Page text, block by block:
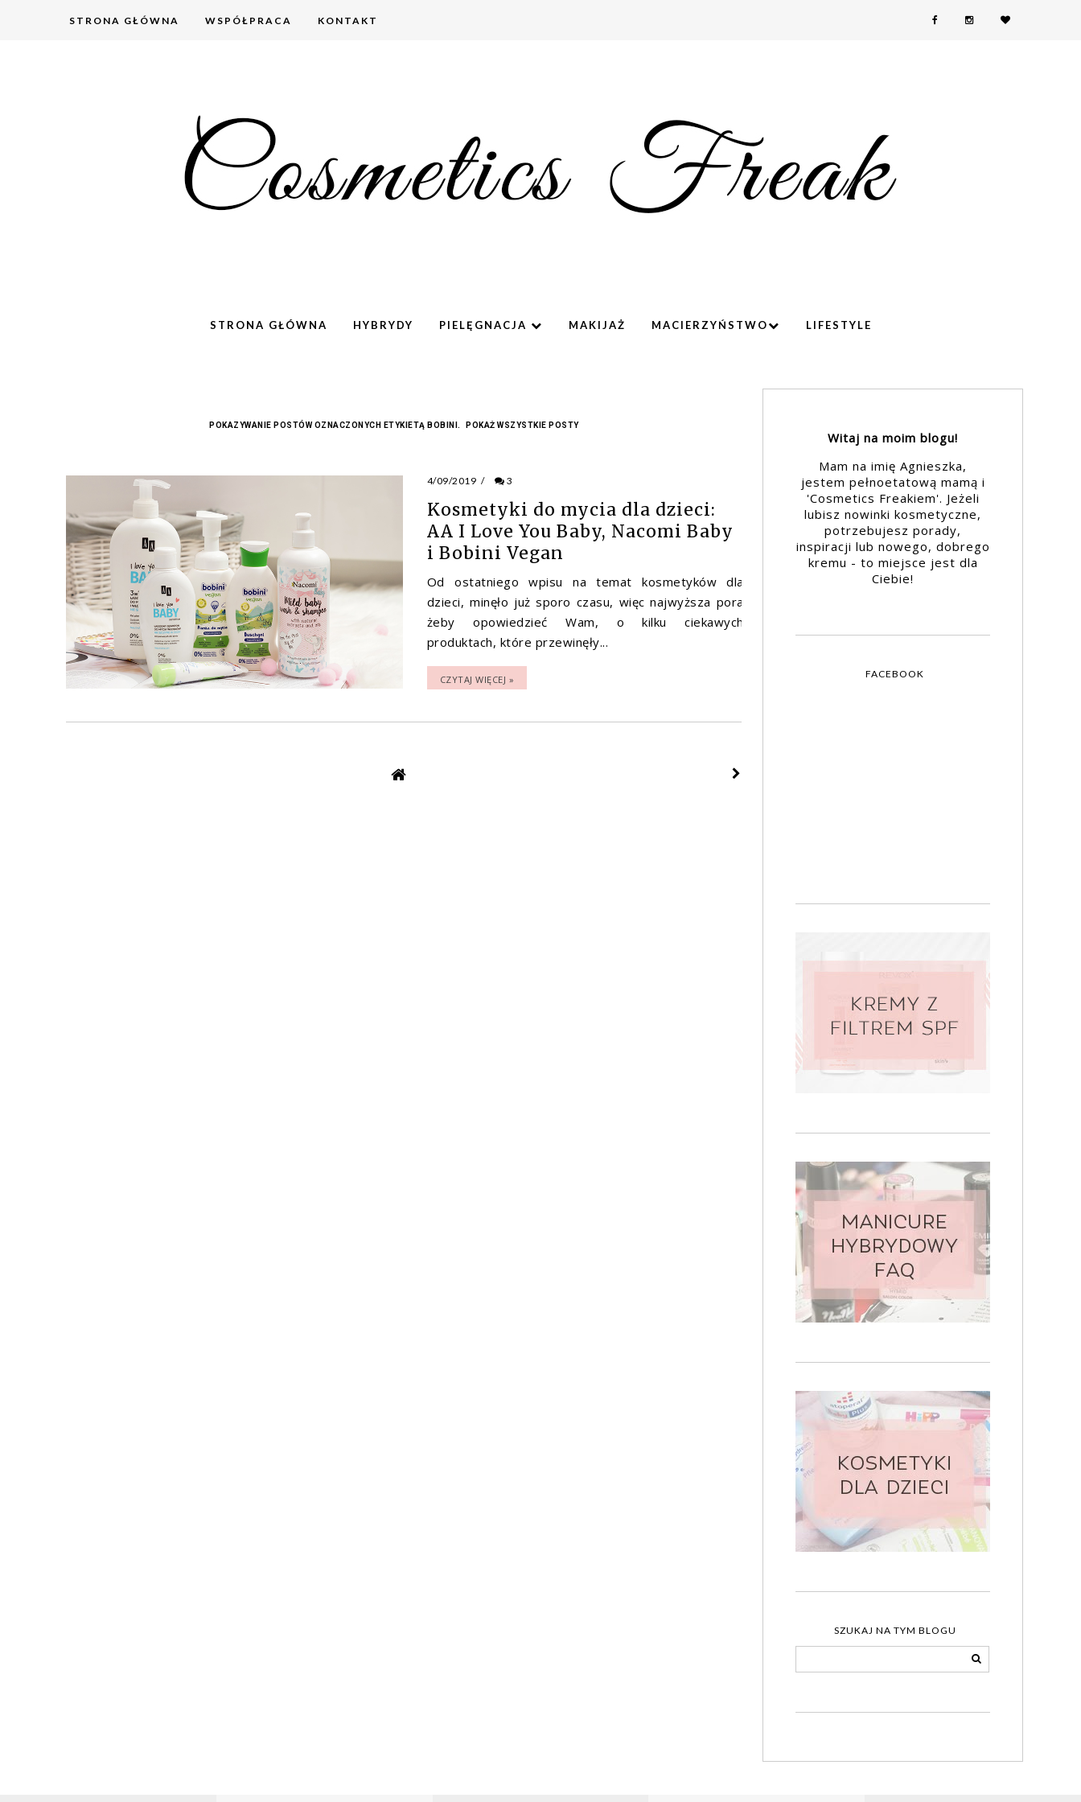
STRONA GŁÓWNA WSPÓŁPRACA KONTAKT
STRONA GŁÓWNA HYBRYDY PIELĘGNACJA MAKIJAŻ MACIERZYŃSTWO LIFESTYLE
POKAZYWANIE POSTÓW OZNACZONYCH ETYKIETĄ BOBINI . POKAŻ WSZYSTKIE POSTY
4/09/2019 / 3
Kosmetyki do mycia dla dzieci:
AA I Love You Baby, Nacomi Baby
i Bobini Vegan
Od ostatniego wpisu na temat kosmetyków dla
dzieci, minęło już sporo czasu, więc najwyższa pora
żeby opowiedzieć Wam, o kilku ciekawych
produktach, które przewinęły...
CZYTAJ WIĘCEJ »
Witaj na moim blogu!
Mam na imię Agnieszka,
jestem pełnoetatową mamą i
'Cosmetics Freakiem'. Jeżeli
lubisz nowinki kosmetyczne,
potrzebujesz porady,
inspiracji lub nowego, dobrego
kremu - to miejsce jest dla
Ciebie!
FACEBOOK
SZUKAJ NA TYM BLOGU